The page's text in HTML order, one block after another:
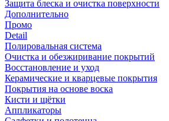
Защита блеска и очистка поверхности
Дополнительно
Промо
Detail
Полировальная система
Очистка и обезжиривание покрытий
Восстановление и уход
Керамические и кварцевые покрытия
Покрытия на основе воска
Кисти и щётки
Аппликаторы